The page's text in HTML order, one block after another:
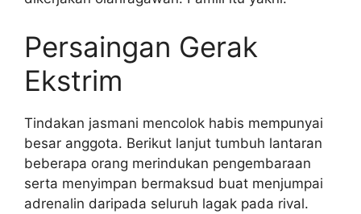
Persaingan Gerak
Ekstrim
Tindakan jasmani mencolok habis mempunyai
besar anggota. Berikut lanjut tumbuh lantaran
beberapa orang merindukan pengembaraan
serta menyimpan bermaksud buat menjumpai
adrenalin daripada seluruh lagak pada rival.